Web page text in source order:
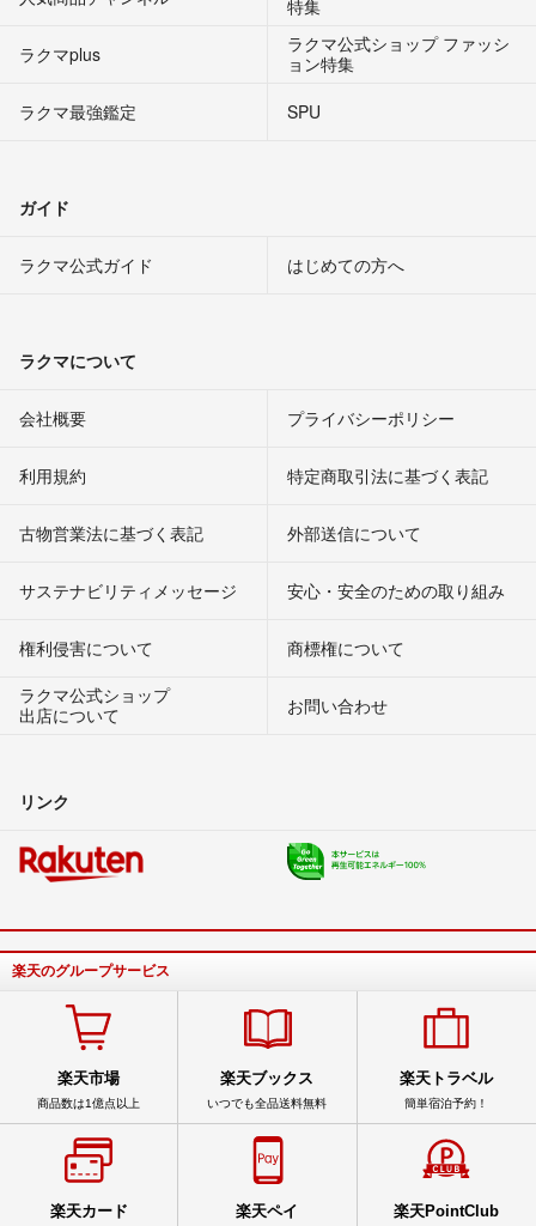
特集
ラクマplus
ラクマ公式ショップ ファッシ
ョン特集
ラクマ最強鑑定
SPU
ガイド
ラクマ公式ガイド はじめての方へ
ラクマについて
会社概要 プライバシーポリシー
利用規約 特定商取引法に基づく表記
古物営業法に基づく表記 外部送信について
サステナビリティメッセージ 安心・安全のための取り組み
権利侵害について
商標権について
ラクマ公式ショップ
出店について
お問い合わせ
リンク
楽天のグループサービス
楽天市場
商品数は1億点以上
楽天ブックス
いつでも全品送料無料
楽天トラベル
簡単宿泊予約！
楽天カード 楽天ペイ 楽天PointClub